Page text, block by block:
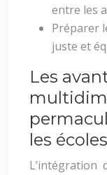
entre les
Préparer
juste et
Les
les écoles
L’intégration